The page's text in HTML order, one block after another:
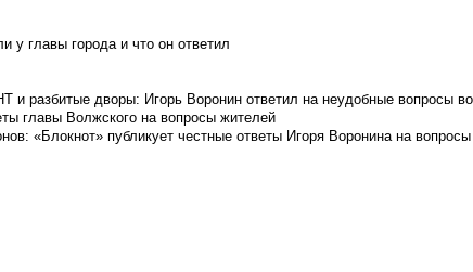
у главы города и что он ответил
и разбитые дворы: Игорь Воронин ответил на неудобные вопросы
главы Волжского на вопросы жителей
«Блокнот» публикует честные ответы Игоря Воронина на